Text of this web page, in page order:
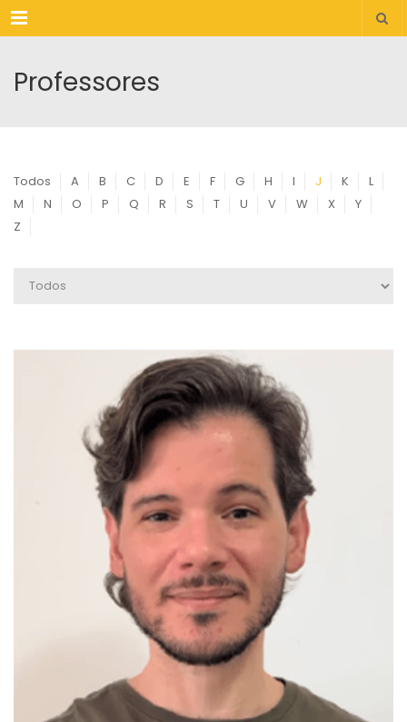
Menu
Professores
Todos A B C D E F G H I J K
L
M
N O P Q R S T U V W X
Y
Z